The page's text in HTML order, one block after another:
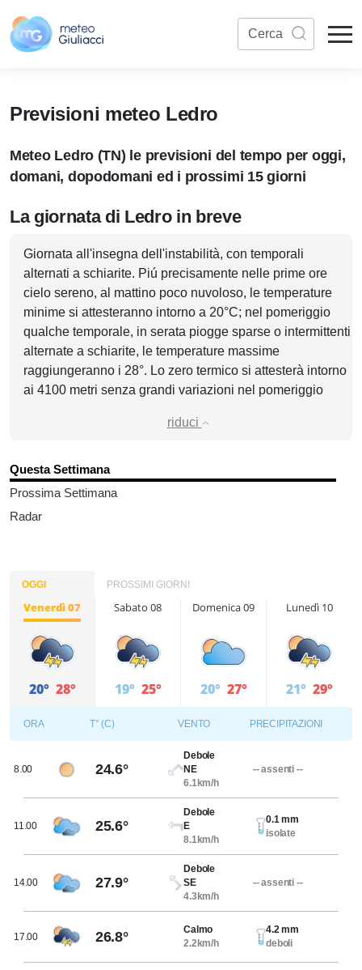
Previsioni meteo Ledro
Meteo Ledro (TN) le previsioni del tempo per oggi,
domani, dopodomani ed i prossimi 15 giorni
La giornata di Ledro in breve
Giornata all'insegna dell'instabilità, con temporali
alternati a schiarite. Piú precisamente nelle prime ore
cielo sereno, al mattino poco nuvoloso, le temperature
minime si attesteranno intorno a 20°C; nel pomeriggio
qualche temporale, in serata piogge sparse o intermittenti
alternate a schiarite, le temperature massime
raggiungeranno i 28°. Lo zero termico si attesterà intorno
ai 4100 metri senza grandi variazioni nel pomeriggio
riduci
Questa Settimana
Prossima Settimana
Radar
OGGI PROSSIMI GIORNI
Venerdì 07
20° 28°
Sabato 08
19° 25°
Domenica 09
20° 27°
Lunedì 10
21° 29°
ORA T° (C) VENTO PRECIPITAZIONI
8.00 24.6°
Debole
NE
6.1km/h
-- assenti --
11.00 25.6°
Debole
E
8.1km/h
0.1 mm
isolate
14.00 27.9°
Debole
SE
4.3km/h
-- assenti --
17.00 26.8°
Calmo
2.2km/h
4.2 mm
deboli